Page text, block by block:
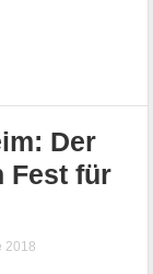
Der
Fest für
2018